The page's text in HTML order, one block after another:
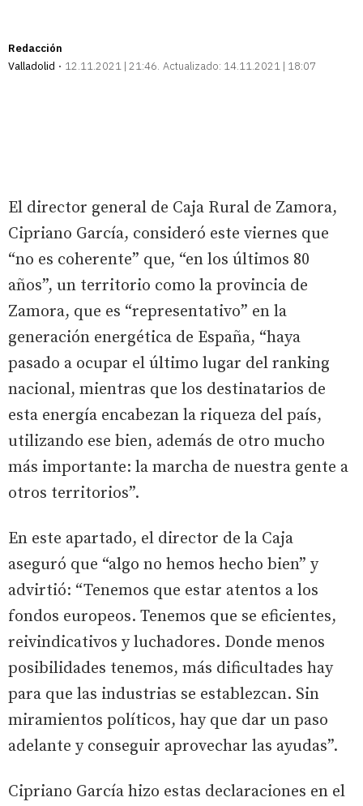
Redacción
Valladolid
12.11.2021 | 21:46 Actualizado: 14.11.2021 | 18:07
El director general de Caja Rural de Zamora,
Cipriano García, consideró este viernes que
“no es coherente” que, “en los últimos 80
años”, un territorio como la provincia de
Zamora, que es “representativo” en la
generación energética de España, “haya
pasado a ocupar el último lugar del ranking
nacional, mientras que los destinatarios de
esta energía encabezan la riqueza del país,
utilizando ese bien, además de otro mucho
más importante: la marcha de nuestra gente a
otros territorios”.
En este apartado, el director de la Caja
aseguró que “algo no hemos hecho bien” y
advirtió: “Tenemos que estar atentos a los
fondos europeos. Tenemos que se eficientes,
reivindicativos y luchadores. Donde menos
posibilidades tenemos, más dificultades hay
para que las industrias se establezcan. Sin
miramientos políticos, hay que dar un paso
adelante y conseguir aprovechar las ayudas”.
Cipriano García hizo estas declaraciones en el